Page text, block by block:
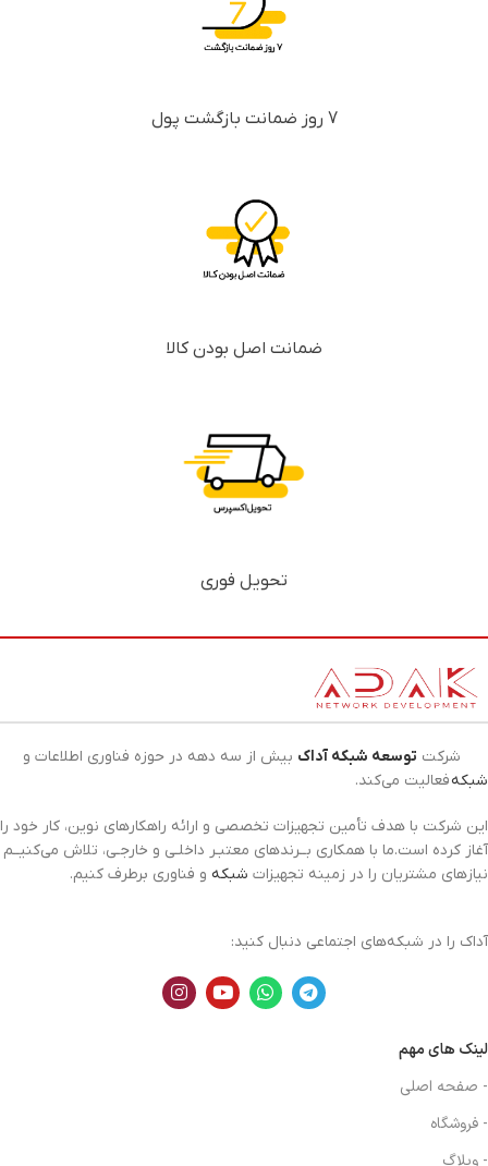
7 روز ضمانت بازگشت پول
ضمانت اصل بودن کالا
تحویل فوری
شرکت توسعه شبکه آداک بیش از سه دهه در حوزه فناوری اطلاعات و
شبکهفعالیت می‌کند.
این شرکت با هدف تأمین تجهیزات تخصصی و ارائه راهکارهای نوین، کار خود را
آغاز کرده است.ما با همکاری بــرندهای معتبـر داخلـی و خارجـی، تلاش می‌کنیــم
نیازهای مشتریان را در زمینه تجهیزات شبکه و فناوری برطرف کنیم.
آداک را در شبکه‌های اجتماعی دنبال کنید:
لینک های مهم
- صفحه اصلی
- فروشگاه